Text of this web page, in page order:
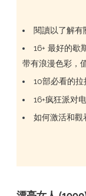
閱讀以了解有
16+ 最好的歇
带有浪漫色彩，
10部必看的拉
16+疯狂派对
如何激活和觀